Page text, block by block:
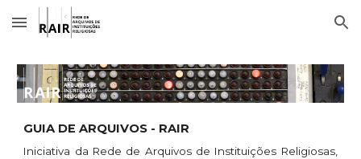
Skip to main content Skip to navigation
GUIA DE ARQUIVOS - RAIR
Iniciativa da Rede de Arquivos de Instituições Religiosas,